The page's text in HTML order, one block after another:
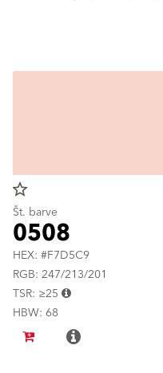
star_border
Št. barve
0508
HEX: #F7D5C9
RGB: 247/213/201
TSR: ≥25
HBW: 68